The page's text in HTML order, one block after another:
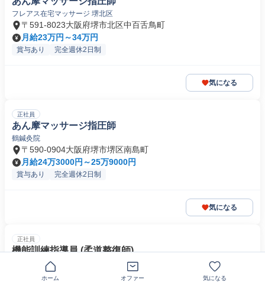
フレアス在宅マッサージ 堺北区
〒591-8023大阪府堺市北区中百舌鳥町
月給23万円～34万円
賞与あり 完全週休2日制
気になる
正社員
あん摩マッサージ指圧師
鶴鍼灸院
〒590-0904大阪府堺市堺区南島町
月給24万3000円～25万9000円
賞与あり 完全週休2日制
気になる
正社員
機能訓練指導員 (柔道整復師)
ラポールキャリア＜社会福祉法人ラポール会＞
利用者様に寄り添う◎年間休日107日or120日選択OK！
ホーム オファー 気になる